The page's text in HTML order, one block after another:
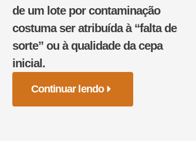
de um lote por contaminação
costuma ser atribuída à “falta de
sorte” ou à qualidade da cepa
inicial.
Continuar lendo